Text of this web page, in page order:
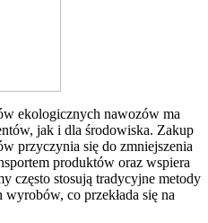
ekologicznych nawozów ma
jak i dla środowiska. Zakup
przyczynia się do zmniejszenia
produktów oraz wspiera
często stosują tradycyjne metody
co przekłada się na